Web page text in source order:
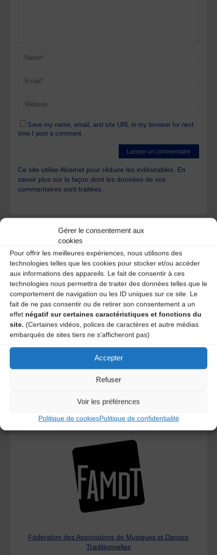
Gérer le consentement aux
cookies
Pour offrir les meilleures expériences, nous utilisons des
technologies telles que les cookies pour stocker et/ou accéder
aux informations des appareils. Le fait de consentir à ces
technologies nous permettra de traiter des données telles que le
comportement de navigation ou les ID uniques sur ce site. Le
fait de ne pas consentir ou de retirer son consentement a un
effet négatif sur certaines caractéristiques et fonctions du
site. (Certaines vidéos, polices de caractères et autre médias
embarqués de sites tiers ne s'afficheront pas)
Accepter
Refuser
Voir les préférences
Politique de cookiesPolitique de confidentialité
Save my name, email, and site URL in my browser for next
time I post a comment.
Ce site utilise Akismet pour réduire les indésirables. En
savoir plus sur la façon dont les données de vos
commentaires sont traitées.
A DECOUVRIR :
Le distributeur des musiques Trad'
Fédération des Associations de Musiques et Danses
Traditionnelles